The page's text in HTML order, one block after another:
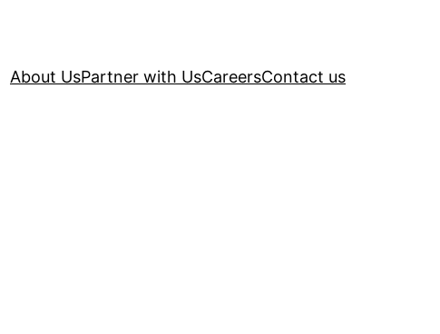
About UsPartner with UsCareersContact us